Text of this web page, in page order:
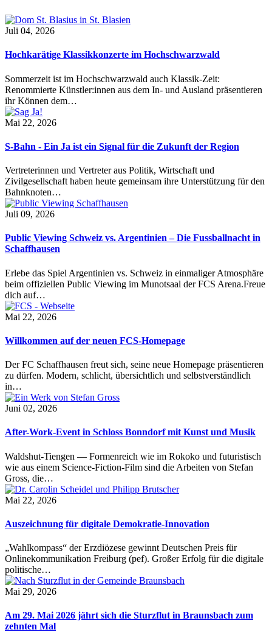
Juli 04, 2026
Hochkarätige Klassikkonzerte im Hochschwarzwald
Sommerzeit ist im Hochschwarzwald auch Klassik-Zeit:
Renommierte Künstler:innen aus dem In- und Ausland präsentieren
ihr Können dem…
Mai 22, 2026
S-Bahn - Ein Ja ist ein Signal für die Zukunft der Region
Vertreterinnen und Vertreter aus Politik, Wirtschaft und
Zivilgesellschaft haben heute gemeinsam ihre Unterstützung für den
Bahnknoten…
Juli 09, 2026
Public Viewing Schweiz vs. Argentinien – Die Fussballnacht in
Schaffhausen
Erlebe das Spiel Argentinien vs. Schweiz in einmaliger Atmosphäre
beim offiziellen Public Viewing im Munotsaal der FCS Arena.Freue
dich auf…
Mai 22, 2026
Willkommen auf der neuen FCS-Homepage
Der FC Schaffhausen freut sich, seine neue Homepage präsentieren
zu dürfen. Modern, schlicht, übersichtlich und selbstverständlich
in…
Juni 02, 2026
After-Work-Event in Schloss Bonndorf mit Kunst und Musik
Waldshut-Tiengen — Formenreich wie im Rokoko und futuristisch
wie aus einem Science-Fiction-Film sind die Arbeiten von Stefan
Gross, die…
Mai 22, 2026
Auszeichnung für digitale Demokratie-Innovation
„Wahlkompass“ der Erzdiözese gewinnt Deutschen Preis für
Onlinekommunikation Freiburg (pef). Großer Erfolg für die digitale
politische…
Mai 29, 2026
Am 29. Mai 2026 jährt sich die Sturzflut in Braunsbach zum
zehnten Mal